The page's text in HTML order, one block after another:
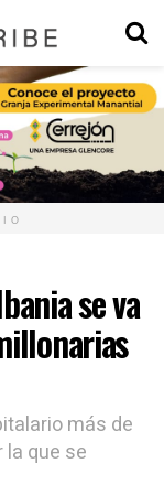
se va
más de
la que se